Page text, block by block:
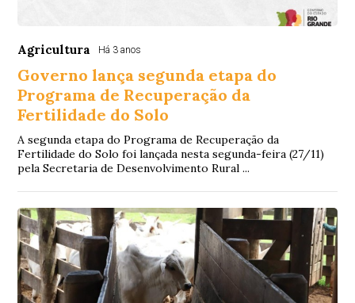
Agricultura Há 3 anos
Governo lança segunda etapa do
Programa de Recuperação da
Fertilidade do Solo
A segunda etapa do Programa de Recuperação da
Fertilidade do Solo foi lançada nesta segunda-feira (27/11)
pela Secretaria de Desenvolvimento Rural ...